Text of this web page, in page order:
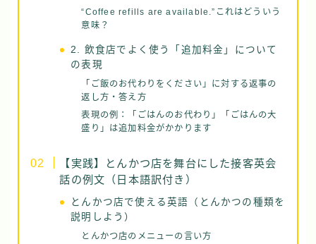
“Coffee refills are available.”これはどういう
意味？
2. 飲食店でよく使う「追加料金」について
の表現
「ご飯のお代わりをください」に対する返事の
返し方・答え方
表現の例：「ごはんのお代わり」「ごはんの大
盛り」は追加料金がかかります
【実践】とんかつ店を舞台にした接客英会
話の例文（日本語訳付き）
とんかつ店で使える英語（とんかつの種類を
説明しよう）
とんかつ店のメニューの言い方